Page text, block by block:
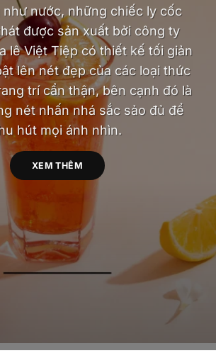
như nước, những chiếc ly cốc
được sản xuất bởi công ty
lê Việt Tiệp có thiết kế tối giản
lên nét đẹp của các loại thức
trí cẩn thận, bên cạnh đó là
nét nhấn nhá sắc sảo đủ để
hút mọi ánh nhìn.
XEM THÊM